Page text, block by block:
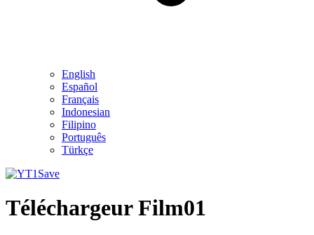
English
Español
Français
Indonesian
Filipino
Português
Türkçe
Téléchargeur Film01